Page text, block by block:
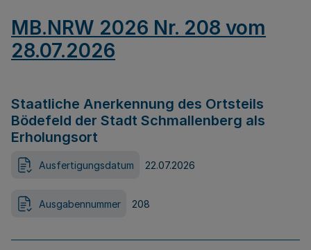
MB.NRW 2026 Nr. 208 vom
28.07.2026
Staatliche Anerkennung des Ortsteils
Bödefeld der Stadt Schmallenberg als
Erholungsort
Ausfertigungsdatum 22.07.2026
Ausgabennummer 208